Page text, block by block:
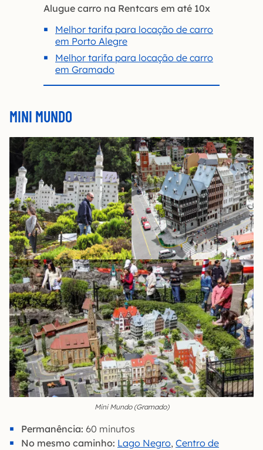
Alugue carro na Rentcars em até 10x
Melhor tarifa para locação de carro
em Porto Alegre
Melhor tarifa para locação de carro
em Gramado
MINI MUNDO
Mini Mundo (Gramado)
Permanência: 60 minutos
No mesmo caminho: Lago Negro, Centro de